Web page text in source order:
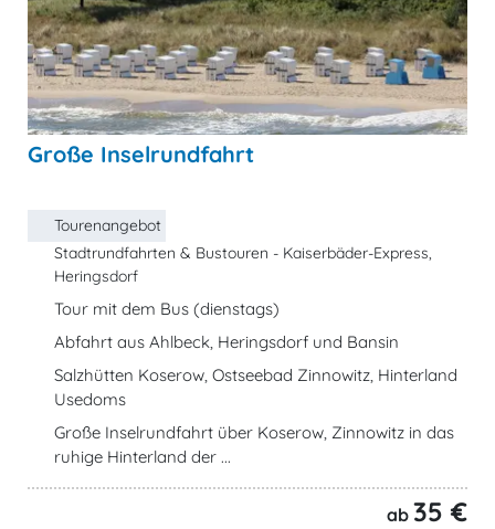
Große Inselrundfahrt
Tourenangebot
Stadtrundfahrten & Bustouren - Kaiserbäder-Express,
Heringsdorf
Tour mit dem Bus (dienstags)
Abfahrt aus Ahlbeck, Heringsdorf und Bansin
Salzhütten Koserow, Ostseebad Zinnowitz, Hinterland
Usedoms
Große Inselrundfahrt über Koserow, Zinnowitz in das
ruhige Hinterland der ...
ab 35 €